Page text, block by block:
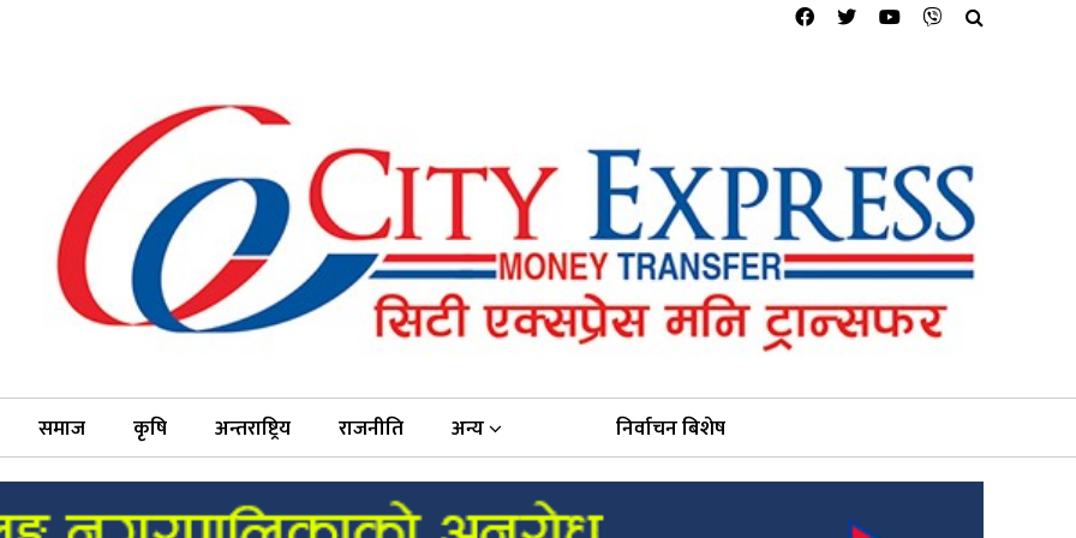
समाज कृषि अन्तराष्ट्रिय राजनीति अन्य निर्वाचन बिशेष